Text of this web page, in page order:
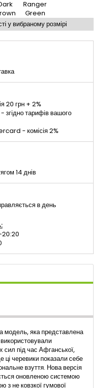
Ranger
Green
у вибраному розмірі
20 грн + 2%
тарифів вашого
- комісія 2%
14 днів
в день
20:20
модель, яка представлена
використовували
сил під час Афганської,
ці черевики показали себе
взуття. Нова версія
оновленою системою
з не ковзкої гумової